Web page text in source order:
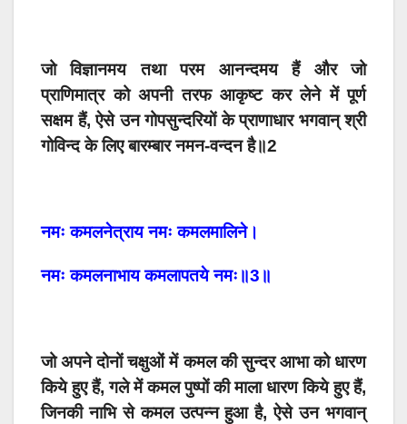
जो विज्ञानमय तथा परम आनन्दमय हैं और जो
प्राणिमात्र को अपनी तरफ आकृष्ट कर लेने में पूर्ण
सक्षम हैं, ऐसे उन गोपसुन्दरियों के प्राणाधार भगवान् श्री
गोविन्द के लिए बारम्बार नमन-वन्दन है॥2
नमः कमलनेत्राय नमः कमलमालिने।
नमः कमलनाभाय कमलापतये नमः॥3॥
जो अपने दोनों चक्षुओं में कमल की सुन्दर आभा को धारण
किये हुए हैं, गले में कमल पुष्पों की माला धारण किये हुए हैं,
जिनकी नाभि से कमल उत्पन्न हुआ है, ऐसे उन भगवान्